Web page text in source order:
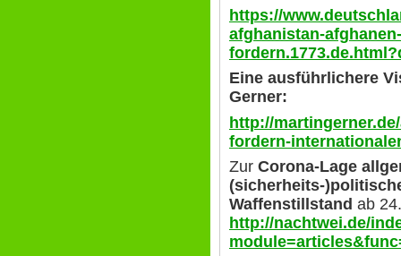
https://
afghanistan-
Eine ausführlichere
Gerner:
http://
fordern-
Zur Corona-Lage
(sicherheits-
Waffenstillstand ab
http://nachtwei.de/